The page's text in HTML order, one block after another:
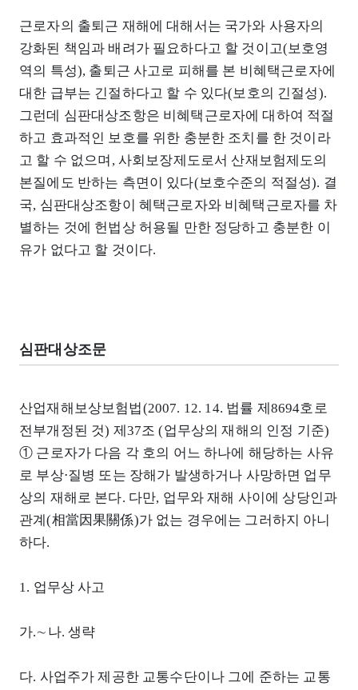
근로자의 출퇴근 재해에 대해서는 국가와 사용자의
강화된 책임과 배려가 필요하다고 할 것이고(보호영
역의 특성), 출퇴근 사고로 피해를 본 비혜택근로자에
대한 급부는 긴절하다고 할 수 있다(보호의 긴절성).
그런데 심판대상조항은 비혜택근로자에 대하여 적절
하고 효과적인 보호를 위한 충분한 조치를 한 것이라
고 할 수 없으며, 사회보장제도로서 산재보험제도의
본질에도 반하는 측면이 있다(보호수준의 적절성). 결
국, 심판대상조항이 혜택근로자와 비혜택근로자를 차
별하는 것에 헌법상 허용될 만한 정당하고 충분한 이
유가 없다고 할 것이다.
심판대상조문
산업재해보상보험법(2007. 12. 14. 법률 제8694호로
전부개정된 것) 제37조 (업무상의 재해의 인정 기준)
① 근로자가 다음 각 호의 어느 하나에 해당하는 사유
로 부상⋅질병 또는 장해가 발생하거나 사망하면 업무
상의 재해로 본다. 다만, 업무와 재해 사이에 상당인과
관계(相當因果關係)가 없는 경우에는 그러하지 아니
하다.
1. 업무상 사고
가.∼나. 생략
다. 사업주가 제공한 교통수단이나 그에 준하는 교통